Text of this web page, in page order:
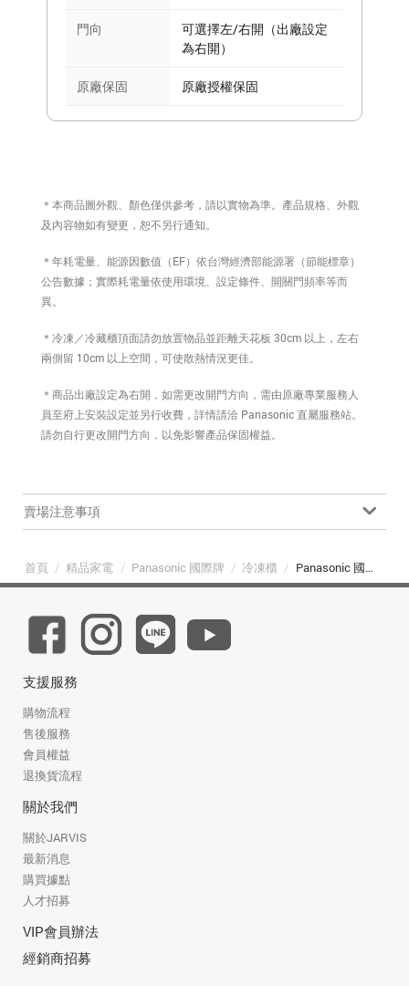
門向
可選擇左/右開（出廠設定
為右開）
原廠保固 原廠授權保固
＊本商品圖外觀、顏色僅供參考，請以實物為準。產品規格、外觀
及內容物如有變更，恕不另行通知。
＊年耗電量、能源因數值（EF）依台灣經濟部能源署（節能標章）
公告數據；實際耗電量依使用環境、設定條件、開關門頻率等而
異。
＊冷凍／冷藏櫃頂面請勿放置物品並距離天花板 30cm 以上，左右
兩側留 10cm 以上空間，可使散熱情況更佳。
＊商品出廠設定為右開，如需更改開門方向，需由原廠專業服務人
員至府上安裝設定並另行收費，詳情請洽 Panasonic 直屬服務站。
請勿自行更改開門方向，以免影響產品保固權益。
賣場注意事項
首頁 / 精品家電 / Panasonic 國際牌 / 冷凍櫃 / Panasonic 國際牌 NR-FZ215AV-S 210L 變頻直立式冷凍/冷藏櫃
支援服務
購物流程
售後服務
會員權益
退換貨流程
關於我們
關於JARVIS
最新消息
購買據點
人才招募
VIP會員辦法
經銷商招募